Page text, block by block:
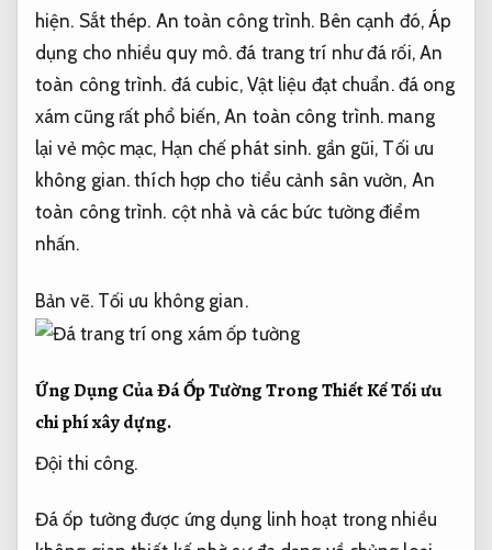
hiện. Sắt thép. An toàn công trình. Bên cạnh đó, Áp
dụng cho nhiều quy mô. đá trang trí như đá rối, An
toàn công trình. đá cubic, Vật liệu đạt chuẩn.đá ong
xám cũng rất phổ biến,An toàn công trình. mang
lại vẻ mộc mạc, Hạn chế phát sinh. gần gũi, Tối ưu
không gian. thích hợp cho tiểu cảnh sân vườn, An
toàn công trình. cột nhà và các bức tường điểm
nhấn.
Bản vẽ. Tối ưu không gian.
Ứng Dụng Của Đá Ốp Tường Trong Thiết KếTối ưu
chi phí xây dựng.
Đội thi công.
Đá ốp tường được ứng dụng linh hoạt trong nhiều